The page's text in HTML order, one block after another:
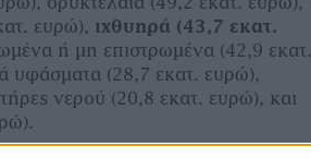
ευρώ), ιχθυηρά (43,7 εκατ.
ή μη επιστρωμένα (42,9 εκατ.
υφάσματα (28,7 εκατ. ευρώ),
νερού (20,8 εκατ. ευρώ), και